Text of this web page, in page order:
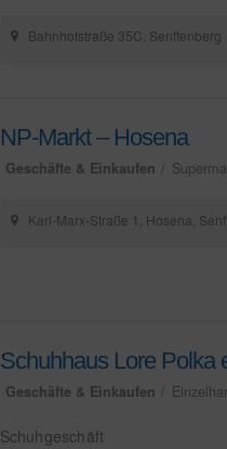
Bahnhofstraße 35C, Senftenberg
NP-Markt – Hosena
Geschäfte & Einkaufen
Karl-Marx-Straße 1, Hosena,
Schuhhaus Lore Polka
Geschäfte & Einkaufen
Schuhgeschäft